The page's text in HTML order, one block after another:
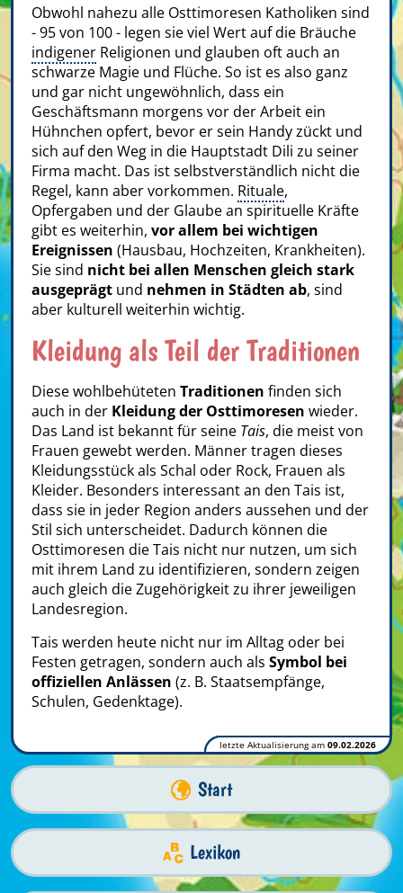
Obwohl nahezu alle Osttimoresen Katholiken sind
- 95 von 100 - legen sie viel Wert auf die Bräuche
indigener Religionen und glauben oft auch an
schwarze Magie und Flüche. So ist es also ganz
und gar nicht ungewöhnlich, dass ein
Geschäftsmann morgens vor der Arbeit ein
Hühnchen opfert, bevor er sein Handy zückt und
sich auf den Weg in die Hauptstadt Dili zu seiner
Firma macht. Das ist selbstverständlich nicht die
Regel, kann aber vorkommen. Rituale,
Opfergaben und der Glaube an spirituelle Kräfte
gibt es weiterhin, vor allem bei wichtigen
Ereignissen (Hausbau, Hochzeiten, Krankheiten).
Sie sind nicht bei allen Menschen gleich stark
ausgeprägt und nehmen in Städten ab, sind
aber kulturell weiterhin wichtig.
Kleidung als Teil der Traditionen
Diese wohlbehüteten Traditionen finden sich
auch in der Kleidung der Osttimoresen wieder.
Das Land ist bekannt für seine Tais, die meist von
Frauen gewebt werden. Männer tragen dieses
Kleidungsstück als Schal oder Rock, Frauen als
Kleider. Besonders interessant an den Tais ist,
dass sie in jeder Region anders aussehen und der
Stil sich unterscheidet. Dadurch können die
Osttimoresen die Tais nicht nur nutzen, um sich
mit ihrem Land zu identifizieren, sondern zeigen
auch gleich die Zugehörigkeit zu ihrer jeweiligen
Landesregion.
Tais werden heute nicht nur im Alltag oder bei
Festen getragen, sondern auch als Symbol bei
offiziellen Anlässen (z. B. Staatsempfänge,
Schulen, Gedenktage).
letzte Aktualisierung am 09.02.2026
Start
Lexikon